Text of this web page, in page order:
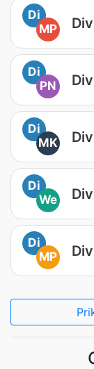
Di
MP
Di
PN
Di
MK
Di
We
Di
MP